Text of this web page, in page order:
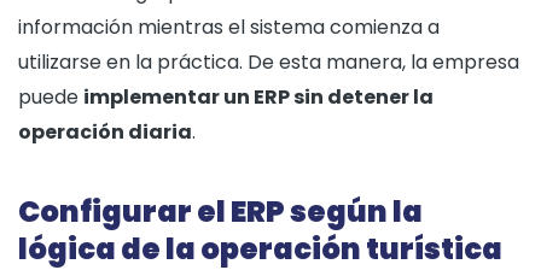
información mientras el sistema comienza a
utilizarse en la práctica. De esta manera, la empresa
puede implementar un ERP sin detener la
operación diaria.
Configurar el ERP según la
lógica de la operación turística